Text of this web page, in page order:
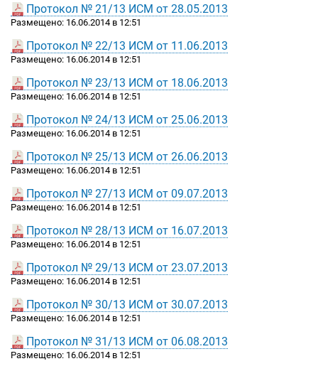
Протокол № 21/13 ИСМ от 28.05.2013
Размещено: 16.06.2014 в 12:51
Протокол № 22/13 ИСМ от 11.06.2013
Размещено: 16.06.2014 в 12:51
Протокол № 23/13 ИСМ от 18.06.2013
Размещено: 16.06.2014 в 12:51
Протокол № 24/13 ИСМ от 25.06.2013
Размещено: 16.06.2014 в 12:51
Протокол № 25/13 ИСМ от 26.06.2013
Размещено: 16.06.2014 в 12:51
Протокол № 27/13 ИСМ от 09.07.2013
Размещено: 16.06.2014 в 12:51
Протокол № 28/13 ИСМ от 16.07.2013
Размещено: 16.06.2014 в 12:51
Протокол № 29/13 ИСМ от 23.07.2013
Размещено: 16.06.2014 в 12:51
Протокол № 30/13 ИСМ от 30.07.2013
Размещено: 16.06.2014 в 12:51
Протокол № 31/13 ИСМ от 06.08.2013
Размещено: 16.06.2014 в 12:51